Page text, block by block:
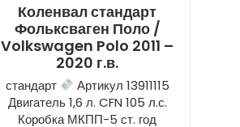
Коленвал стандарт
Фольксваген Поло /
Volkswagen Polo 2011 –
2020 г.в.
стандарт
Артикул 13911115
Двигатель 1,6 л. CFN 105 л.с.
Коробка МКПП-5 ст. год